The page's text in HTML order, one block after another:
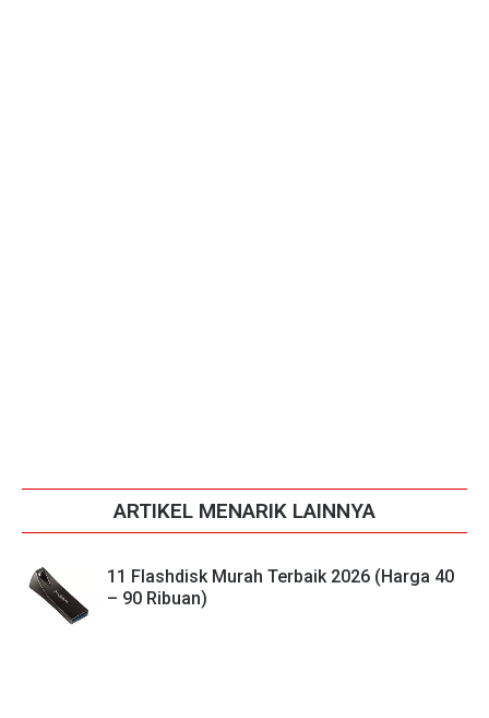
ARTIKEL MENARIK LAINNYA
11 Flashdisk Murah Terbaik 2026 (Harga 40
– 90 Ribuan)